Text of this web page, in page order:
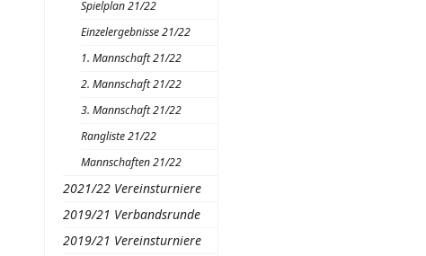
Spielplan 21/22
Einzelergebnisse 21/22
1. Mannschaft 21/22
2. Mannschaft 21/22
3. Mannschaft 21/22
Rangliste 21/22
Mannschaften 21/22
2021/22 Vereinsturniere
2019/21 Verbandsrunde
2019/21 Vereinsturniere